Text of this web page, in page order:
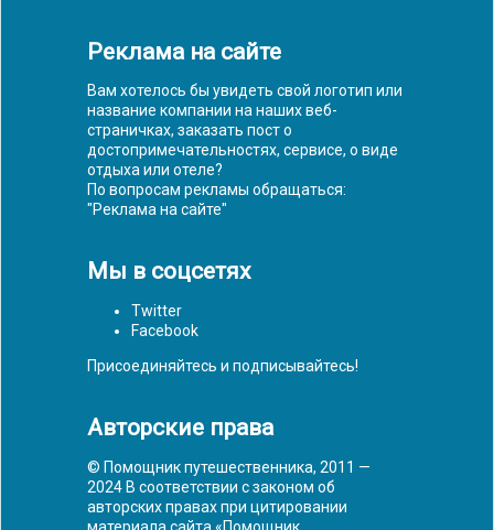
Реклама на сайте
Вам хотелось бы увидеть свой логотип или
название компании на наших веб-
страничках, заказать пост о
достопримечательностях, сервисе, о виде
отдыха или отеле?
По вопросам рекламы обращаться:
"Реклама на сайте"
Мы в соцсетях
Twitter
Facebook
Присоединяйтесь и подписывайтесь!
Авторские права
© Помощник путешественника, 2011 —
2024 В соответствии с законом об
авторских правах при цитировании
материала сайта «Помощник